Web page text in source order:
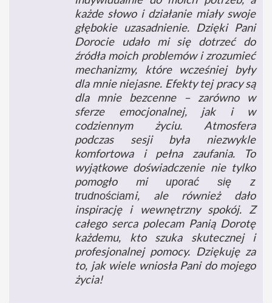
każde słowo i działanie miały swoje
głębokie uzasadnienie. Dzięki Pani
Dorocie udało mi się dotrzeć do
źródła moich problemów i zrozumieć
mechanizmy, które wcześniej były
dla mnie niejasne. Efekty tej pracy są
dla mnie bezcenne – zarówno w
sferze emocjonalnej, jak i w
codziennym życiu. Atmosfera
podczas sesji była niezwykle
komfortowa i pełna zaufania. To
wyjątkowe doświadczenie nie tylko
pomogło mi uporać się z
trudnościami, ale również dało
inspirację i wewnętrzny spokój. Z
całego serca polecam Panią Dorotę
każdemu, kto szuka skutecznej i
profesjonalnej pomocy. Dziękuję za
to, jak wiele wniosła Pani do mojego
życia!